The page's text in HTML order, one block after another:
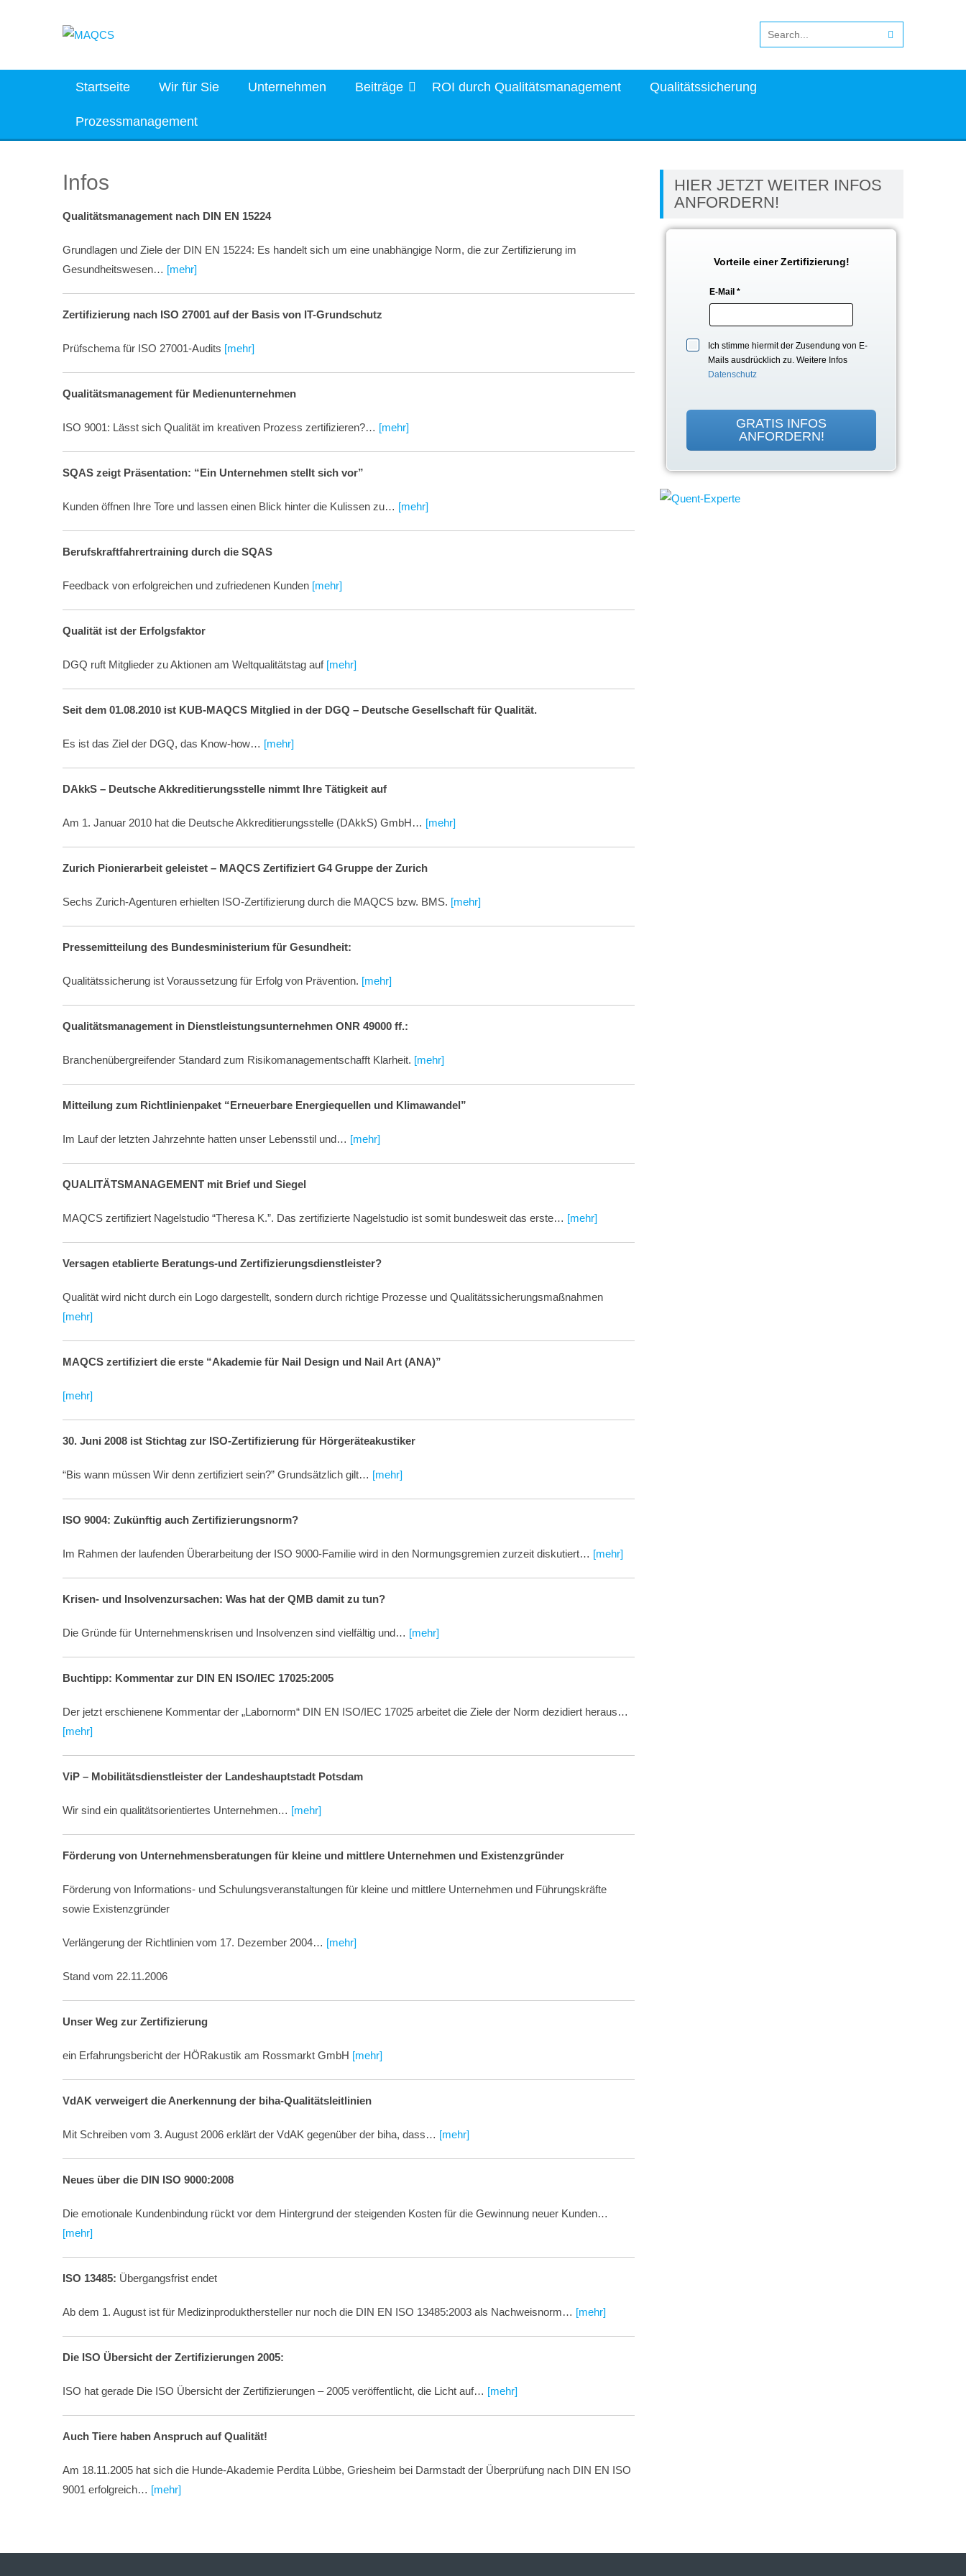
Startseite Wir für Sie Unternehmen Beiträge ROI durch Qualitätsmanagement Qualitätssicherung
Prozessmanagement
Infos
Qualitätsmanagement nach DIN EN 15224
Grundlagen und Ziele der DIN EN 15224: Es handelt sich um eine unabhängige Norm, die zur Zertifizierung im
Gesundheitswesen… [mehr]
Zertifizierung nach ISO 27001 auf der Basis von IT-Grundschutz
Prüfschema für ISO 27001-Audits [mehr]
Qualitätsmanagement für Medienunternehmen
ISO 9001: Lässt sich Qualität im kreativen Prozess zertifizieren?… [mehr]
SQAS zeigt Präsentation: “Ein Unternehmen stellt sich vor”
Kunden öffnen Ihre Tore und lassen einen Blick hinter die Kulissen zu… [mehr]
Berufskraftfahrertraining durch die SQAS
Feedback von erfolgreichen und zufriedenen Kunden [mehr]
Qualität ist der Erfolgsfaktor
DGQ ruft Mitglieder zu Aktionen am Weltqualitätstag auf [mehr]
Seit dem 01.08.2010 ist KUB-MAQCS Mitglied in der DGQ – Deutsche Gesellschaft für Qualität.
Es ist das Ziel der DGQ, das Know-how… [mehr]
DAkkS – Deutsche Akkreditierungsstelle nimmt Ihre Tätigkeit auf
Am 1. Januar 2010 hat die Deutsche Akkreditierungsstelle (DAkkS) GmbH… [mehr]
Zurich Pionierarbeit geleistet – MAQCS Zertifiziert G4 Gruppe der Zurich
Sechs Zurich-Agenturen erhielten ISO-Zertifizierung durch die MAQCS bzw. BMS. [mehr]
Pressemitteilung des Bundesministerium für Gesundheit:
Qualitätssicherung ist Voraussetzung für Erfolg von Prävention. [mehr]
Qualitätsmanagement in Dienstleistungsunternehmen ONR 49000 ff.:
Branchenübergreifender Standard zum Risikomanagementschafft Klarheit. [mehr]
Mitteilung zum Richtlinienpaket “Erneuerbare Energiequellen und Klimawandel”
Im Lauf der letzten Jahrzehnte hatten unser Lebensstil und… [mehr]
QUALITÄTSMANAGEMENT mit Brief und Siegel
MAQCS zertifiziert Nagelstudio “Theresa K.”. Das zertifizierte Nagelstudio ist somit bundesweit das erste… [mehr]
Versagen etablierte Beratungs-und Zertifizierungsdienstleister?
Qualität wird nicht durch ein Logo dargestellt, sondern durch richtige Prozesse und Qualitätssicherungsmaßnahmen
[mehr]
MAQCS zertifiziert die erste “Akademie für Nail Design und Nail Art (ANA)”
[mehr]
30. Juni 2008 ist Stichtag zur ISO-Zertifizierung für Hörgeräteakustiker
“Bis wann müssen Wir denn zertifiziert sein?” Grundsätzlich gilt… [mehr]
ISO 9004: Zukünftig auch Zertifizierungsnorm?
Im Rahmen der laufenden Überarbeitung der ISO 9000-Familie wird in den Normungsgremien zurzeit diskutiert… [mehr]
Krisen- und Insolvenzursachen: Was hat der QMB damit zu tun?
Die Gründe für Unternehmenskrisen und Insolvenzen sind vielfältig und… [mehr]
Buchtipp: Kommentar zur DIN EN ISO/IEC 17025:2005
Der jetzt erschienene Kommentar der „Labornorm“ DIN EN ISO/IEC 17025 arbeitet die Ziele der Norm dezidiert heraus…
[mehr]
ViP – Mobilitätsdienstleister der Landeshauptstadt Potsdam
Wir sind ein qualitätsorientiertes Unternehmen… [mehr]
Förderung von Unternehmensberatungen für kleine und mittlere Unternehmen und Existenzgründer
Förderung von Informations- und Schulungsveranstaltungen für kleine und mittlere Unternehmen und Führungskräfte
sowie Existenzgründer
Verlängerung der Richtlinien vom 17. Dezember 2004… [mehr]
Stand vom 22.11.2006
Unser Weg zur Zertifizierung
ein Erfahrungsbericht der HÖRakustik am Rossmarkt GmbH [mehr]
VdAK verweigert die Anerkennung der biha-Qualitätsleitlinien
Mit Schreiben vom 3. August 2006 erklärt der VdAK gegenüber der biha, dass… [mehr]
Neues über die DIN ISO 9000:2008
Die emotionale Kundenbindung rückt vor dem Hintergrund der steigenden Kosten für die Gewinnung neuer Kunden…
[mehr]
ISO 13485: Übergangsfrist endet
Ab dem 1. August ist für Medizinprodukthersteller nur noch die DIN EN ISO 13485:2003 als Nachweisnorm… [mehr]
Die ISO Übersicht der Zertifizierungen 2005:
ISO hat gerade Die ISO Übersicht der Zertifizierungen – 2005 veröffentlicht, die Licht auf… [mehr]
Auch Tiere haben Anspruch auf Qualität!
Am 18.11.2005 hat sich die Hunde-Akademie Perdita Lübbe, Griesheim bei Darmstadt der Überprüfung nach DIN EN ISO
9001 erfolgreich… [mehr]
HIER JETZT WEITER INFOS
ANFORDERN!
Vorteile einer Zertifizierung!
E-Mail*
Ich stimme hiermit der Zusendung von E-
Mails ausdrücklich zu. Weitere Infos
Datenschutz
GRATIS INFOS
ANFORDERN!